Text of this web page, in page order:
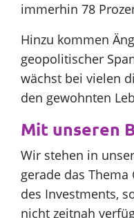
immerhin 78
Hinzu kommen
geopolitischer
wächst bei vielen
den gewohnten
Mit unseren
Wir stehen in
gerade das
des Investments,
nicht zeitnah